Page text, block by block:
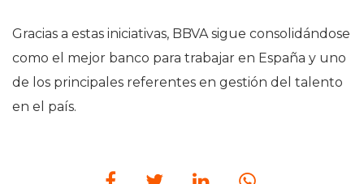
Gracias a estas iniciativas, BBVA sigue consolidándose
como el mejor banco para trabajar en España y uno
de los principales referentes en gestión del talento
en el país.